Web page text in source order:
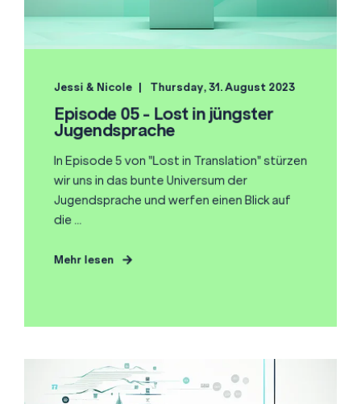
Jessi & Nicole Thursday, 31. August 2023
Episode 05 - Lost in jüngster
Jugendsprache
In Episode 5 von "Lost in Translation" stürzen
wir uns in das bunte Universum der
Jugendsprache und werfen einen Blick auf
die ...
Mehr lesen